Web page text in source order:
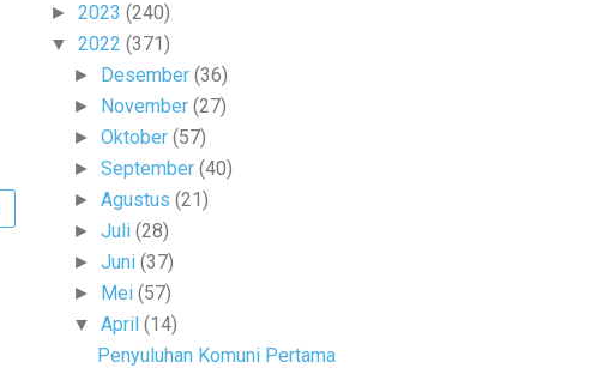
► 2023 (240)
▼ 2022 (371)
► Desember(36)
► November(27)
►Oktober(57)
►September(40)
►Agustus(21)
►Juli(28)
►Juni(37)
► Mei(57)
▼April(14)
Penyuluhan Komuni Pertama